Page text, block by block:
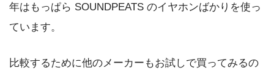
年はもっぱら SOUNDPEATS のイヤホンばかりを使っ
ています。
比較するために他のメーカーもお試しで買ってみるの